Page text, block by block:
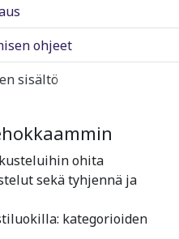
ohjeet
sisältö
ohita
sekä tyhjennä ja
kategorioiden